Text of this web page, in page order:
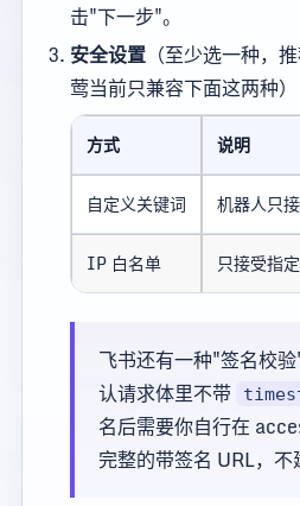
击"下一步"。
安全设置 （至少选一种，
莺当前只兼容下面这两种）
方式 说明
自定义关键词 机器人只
IP 白名单 只接受指
飞书还有一种"签名校
认请求体里不带
名后需要你自行在
完整的带签名 URL，不